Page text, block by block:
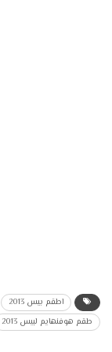
اطقم بيس 2013
طقم هوفنهايم لبيس 2013